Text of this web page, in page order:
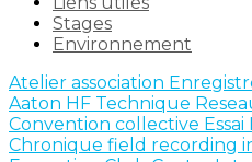
Stages
Environnement
Atelier association
Aaton HF Technique
Convention collective Essai
Chronique field recording